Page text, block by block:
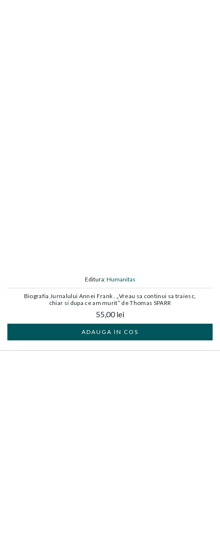
Editura:Humanitas
Biografia Jurnalului Annei Frank . „Vreau sa continui sa traiesc,
chiar si dupa ce am murit“ de Thomas SPARR
55,00 lei
ADAUGA IN COS